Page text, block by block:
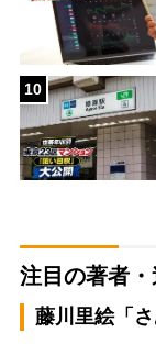
10
注目の著者
藤川里絵「